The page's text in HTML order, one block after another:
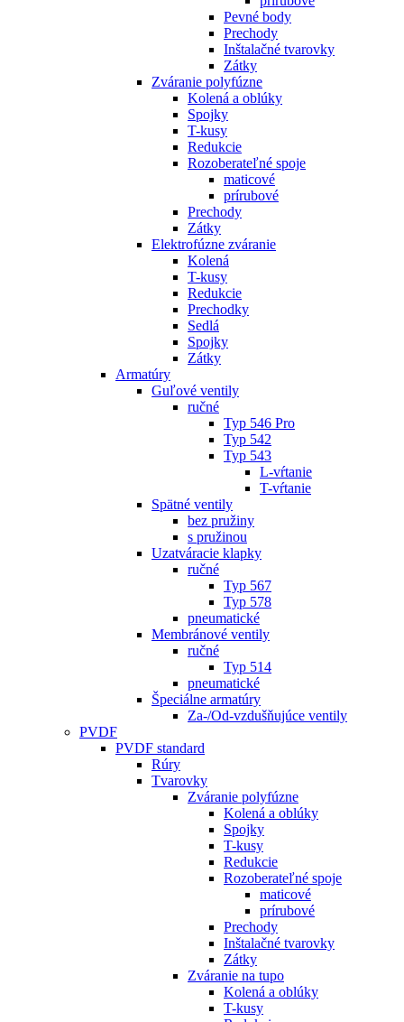
Pevné body
Prechody
Inštalačné tvarovky
Zátky
Zváranie polyfúzne
Kolená a oblúky
Spojky
T-kusy
Redukcie
Rozoberateľné spoje
maticové
prírubové
Prechody
Zátky
Elektrofúzne zváranie
Kolená
T-kusy
Redukcie
Prechodky
Sedlá
Spojky
Zátky
Armatúry
Guľové ventily
ručné
Typ 546 Pro
Typ 542
Typ 543
L-vŕtanie
T-vŕtanie
Spätné ventily
bez pružiny
s pružinou
Uzatváracie klapky
ručné
Typ 567
Typ 578
pneumatické
Membránové ventily
ručné
Typ 514
pneumatické
Špeciálne armatúry
Za-/Od-vzdušňujúce ventily
PVDF
PVDF standard
Rúry
Tvarovky
Zváranie polyfúzne
Kolená a oblúky
Spojky
T-kusy
Redukcie
Rozoberateľné spoje
maticové
prírubové
Prechody
Inštalačné tvarovky
Zátky
Zváranie na tupo
Kolená a oblúky
T-kusy